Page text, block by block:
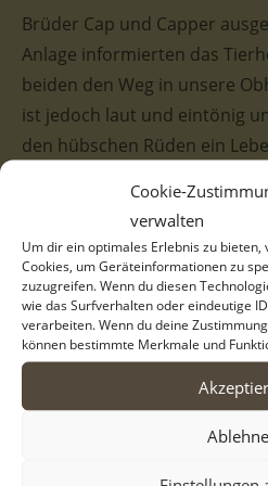
Cookie-
verwalten
Um dir ein optimales Erlebnis zu
Cookies, um Geräteinformationen zu
zuzugreifen. Wenn du diesen
wie das Surfverhalten oder eindeutige
verarbeiten. Wenn du deine
können bestimmte Merkmale und
Brüder Cap und Capper
Anlage informierten das
beiden den Weg in unsere
ist jedoch laut und eintönig
den hübschen Rüden ein
Cap hat im Gegensatz zu
ganz schwarzen Kopf. Ein
der Schnauze ist sein
Erkennungsmerkmal. Cap ist
recht stattlichen Rüden
HelferInnen beschreiben ihn
und freundlich. Leider ist
einzelnen Hund übrig, daher